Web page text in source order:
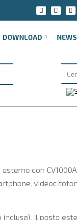
DOWNLOAD NEWS
con
Il posto